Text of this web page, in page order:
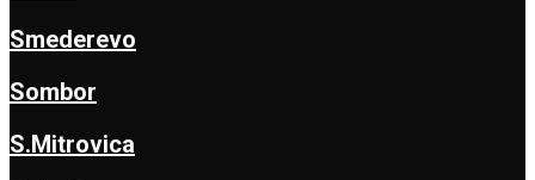
Smederevo
Sombor
S.Mitrovica